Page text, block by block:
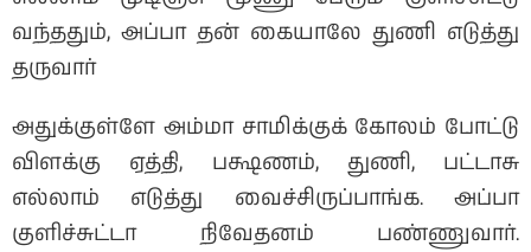
வந்ததும், அப்பா தன் கையாலே துணி எடுத்து
தருவார்
அதுக்குள்ளே அம்மா சாமிக்குக் கோலம் போட்டு
விளக்கு ஏத்தி, பக்ஷணம், துணி, பட்டாசு
எல்லாம் எடுத்து வைச்சிருப்பாங்க. அப்பா
குளிச்சுட்டா நிவேதனம் பண்ணுவார்.